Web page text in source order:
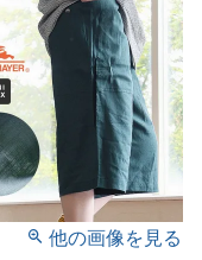
他の画像を見る